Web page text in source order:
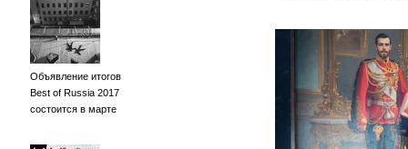
Объявление итогов
Best of Russia 2017
состоится в марте